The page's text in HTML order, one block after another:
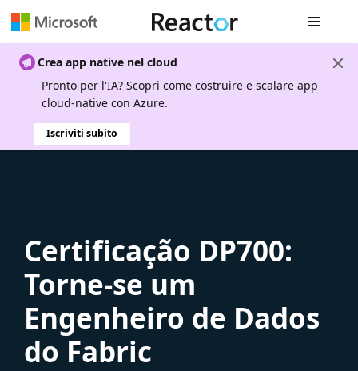
Crea app native nel cloud
Pronto per l'IA? Scopri come costruire e scalare app
cloud-native con Azure.
Iscriviti subito
Certificação DP700:
Torne-se um
Engenheiro de Dados
do Fabric